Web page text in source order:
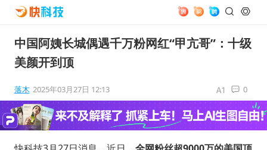
中国阿姨长城偶遇千万粉网红“甲亢哥”：十级
美颜开到顶
落木 2025年03月27日 12:13 0